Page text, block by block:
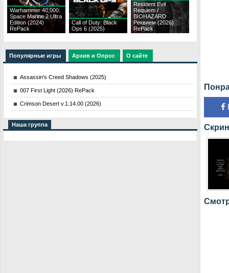
Warhammer 40,000:
Space Marine 2 Ultra
Edition (2024)
RePack
Call of Duty: Black
Ops 6 (2025)
Resident Evil
Requiem /
BIOHAZARD
Реквием (2026)
RePack
Популярные игры Архив и Опрос О сайте
Assassin's Creed Shadows (2025)
007 First Light (2026) RePack
Crimson Desert v.1.14.00 (2026)
Наша группа